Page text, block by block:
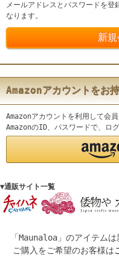
メールアドレスとパスワードを登
なります。
Amazonアカウントをお
Amazonアカウントを利用して会
AmazonのID、パスワードで、ロ
▼通販サイト一覧
「Maunaloa」のアイテム
ご購入をご希望のお客様は